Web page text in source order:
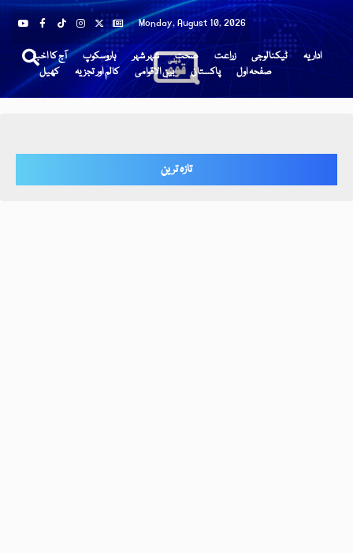
Monday, August 10, 2026
آج کا اخبار ہاروسکوپ شہر شہر صحت زراعت ٹیکنالوجی
اداریہ
کھیل
کالم اور تجزیہ بین الاقوامی پاکستان صفحہ اول
تازہ ترین